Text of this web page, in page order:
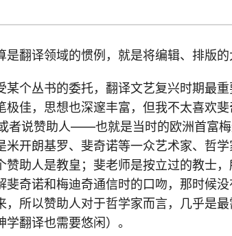
是翻译领域的惯例，就是将编辑、排版的
某个丛书的委托，翻译文艺复兴时期最
极佳，思想也深邃丰富，但我不太喜欢
者说赞助人——也就是当时的欧洲首富
米开朗基罗、斐奇诺等一众艺术家、哲
赞助人是教皇；斐老师是按立过的教士
斐奇诺和梅迪奇通信时的口吻，那时候
，所以赞助人对于哲学家而言，几乎是
翻译也需要悠闲）。